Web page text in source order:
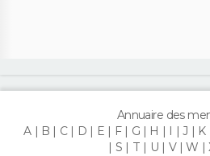
Annuaire des
A
B C D E F G H J K
S
T U V W